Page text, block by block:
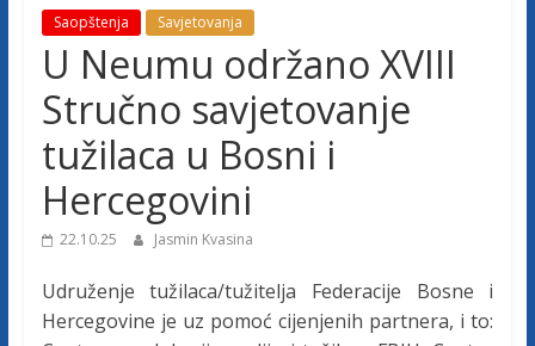
e
u
ž
Saopštenja Savjetovanja
U Neumu održano XVIII
Stručno savjetovanje
tužilaca u Bosni i
Hercegovini
22.10.25 Jasmin Kvasina
Udruženje tužilaca/tužitelja Federacije Bosne i
Hercegovine je uz pomoć cijenjenih partnera, i to: